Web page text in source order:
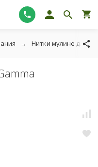
Нитки мулине для